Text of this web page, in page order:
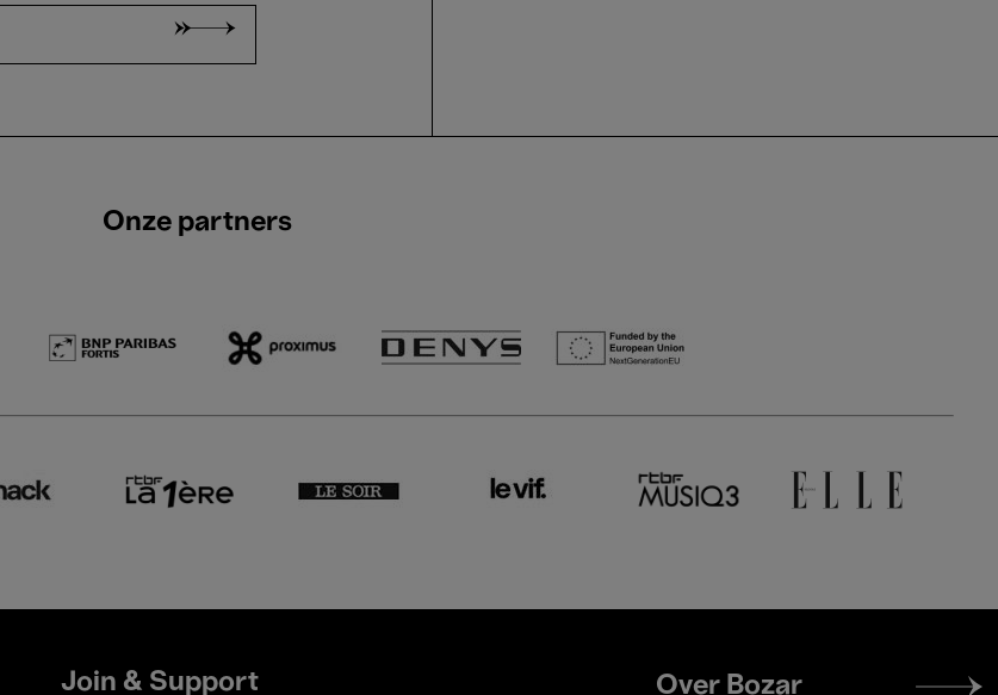
Onze partners
Join & Support
Footer
Over Bozar